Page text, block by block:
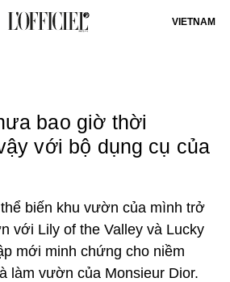
VIETNAM
bao giờ thời
với bộ dụng cụ của
biến khu vườn của mình trở
với Lily of the Valley và Lucky
mới minh chứng cho niềm
làm vườn của Monsieur Dior.